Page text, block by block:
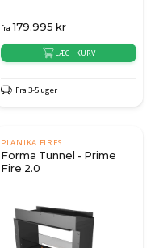
fra 179.995 kr
LÆG I KURV
Fra 3-5 uger
PLANIKA FIRES
Forma Tunnel - Prime
Fire 2.0